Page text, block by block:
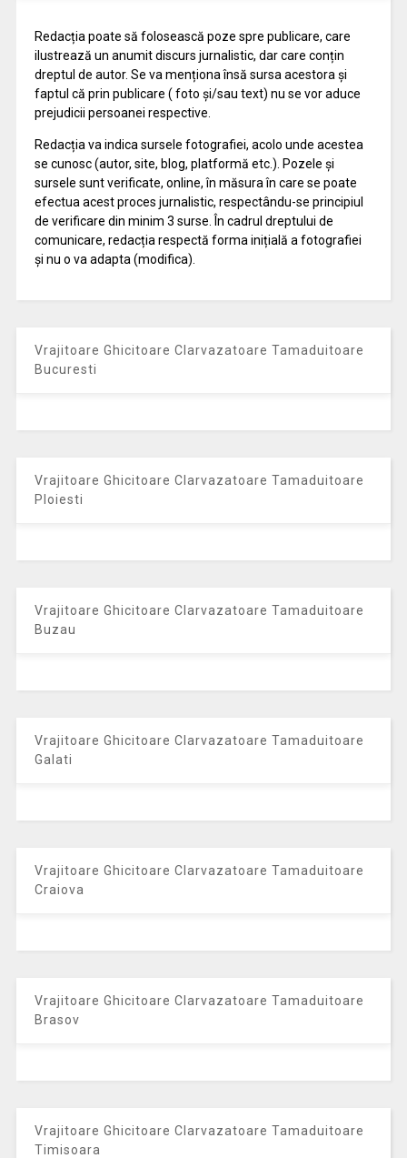
Redacția poate să folosească poze spre publicare, care
ilustrează un anumit discurs jurnalistic, dar care conțin
dreptul de autor. Se va menționa însă sursa acestora și
faptul că prin publicare ( foto și/sau text) nu se vor aduce
prejudicii persoanei respective.
Redacția va indica sursele fotografiei, acolo unde acestea
se cunosc (autor, site, blog, platformă etc.). Pozele și
sursele sunt verificate, online, în măsura în care se poate
efectua acest proces jurnalistic, respectându-se principiul
de verificare din minim 3 surse. În cadrul dreptului de
comunicare, redacția respectă forma inițială a fotografiei
și nu o va adapta (modifica).
Vrajitoare Ghicitoare Clarvazatoare Tamaduitoare
Bucuresti
Vrajitoare Ghicitoare Clarvazatoare Tamaduitoare
Ploiesti
Vrajitoare Ghicitoare Clarvazatoare Tamaduitoare
Buzau
Vrajitoare Ghicitoare Clarvazatoare Tamaduitoare
Galati
Vrajitoare Ghicitoare Clarvazatoare Tamaduitoare
Craiova
Vrajitoare Ghicitoare Clarvazatoare Tamaduitoare
Brasov
Vrajitoare Ghicitoare Clarvazatoare Tamaduitoare
Timisoara